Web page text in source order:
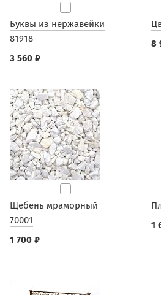
Буквы из нержавейки
81918
3 560 ₽
8
Щебень мраморный
70001
1 700 ₽
1